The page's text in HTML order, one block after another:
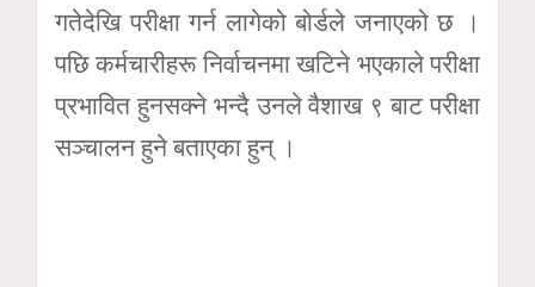
गतेदेखि परीक्षा गर्न लागेको बोर्डले जनाएको छ ।
पछि कर्मचारीहरू निर्वाचनमा खटिने भएकाले परीक्षा
प्रभावित हुनसक्ने भन्दै उनले वैशाख ९ बाट परीक्षा
सञ्चालन हुने बताएका हुन् ।